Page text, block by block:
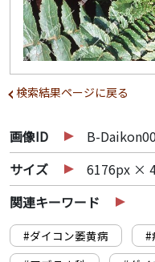
検索結果ページに戻る
画像ID
B-
サイズ
6176px ×
関連キーワード
#ダイコン萎黄病 #